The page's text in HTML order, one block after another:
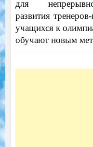
для
развития
учащихся к
обучают новым